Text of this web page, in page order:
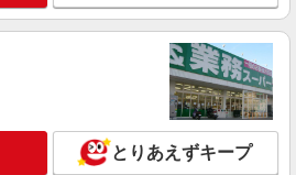
給 【紹介後雇用形態】パート
給与】1,075円〜 通勤手当：実費支給
り）月額20,000円 昇給：あり 賞与：
詳細を見る
北海道支社 とりあえずキープ